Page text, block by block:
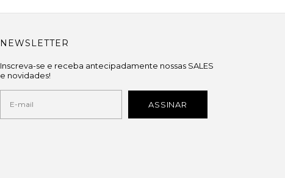
NEWSLETTER
Inscreva-se e receba antecipadamente nossas SALES
e novidades!